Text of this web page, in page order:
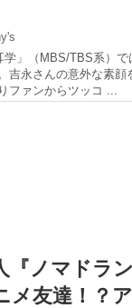
学」（MBS/TBS系）
吉永さんの意外な素
ファンからツッコ ...
『ノマドラ
メ友達！？